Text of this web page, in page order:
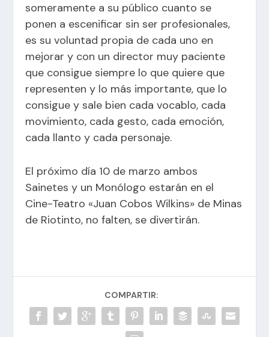
someramente a su público cuanto se
ponen a escenificar sin ser profesionales,
es su voluntad propia de cada uno en
mejorar y con un director muy paciente
que consigue siempre lo que quiere que
representen y lo más importante, que lo
consigue y sale bien cada vocablo, cada
movimiento, cada gesto, cada emoción,
cada llanto y cada personaje.
El próximo día 10 de marzo ambos
Sainetes y un Monólogo estarán en el
Cine-Teatro «Juan Cobos Wilkins» de Minas
de Riotinto, no falten, se divertirán.
COMPARTIR: